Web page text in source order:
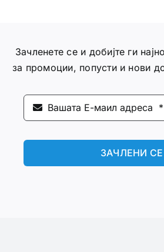
Зачленете се и добијте ги
за промоции, попусти и нови
ЗАЧЛЕНИ СЕ